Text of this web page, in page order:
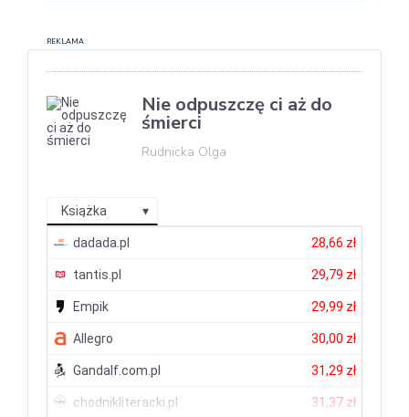
REKLAMA
Nie odpuszczę ci aż do
śmierci
Rudnicka Olga
Książka
dadada.pl 28,66 zł
tantis.pl 29,79 zł
Empik 29,99 zł
Allegro 30,00 zł
Gandalf.com.pl 31,29 zł
chodnikliteracki.pl 31,37 zł